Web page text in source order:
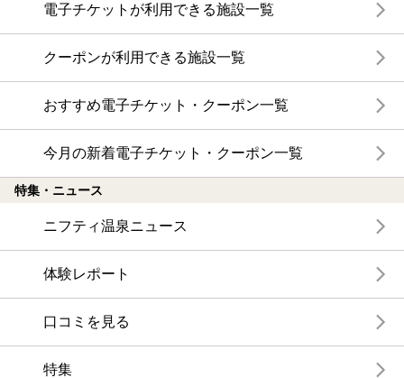
電子チケットが利用できる施設一覧
クーポンが利用できる施設一覧
おすすめ電子チケット・クーポン一覧
今月の新着電子チケット・クーポン一覧
特集・ニュース
ニフティ温泉ニュース
体験レポート
口コミを見る
特集